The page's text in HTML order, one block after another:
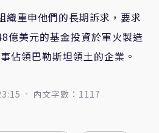
織重申他們的長期訴求，要求
億美元的基金投資於軍火製造
佔領巴勒斯坦領土的企業。
內文字數：1117